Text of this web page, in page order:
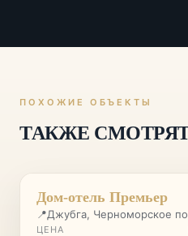
ПОХОЖИЕ ОБЪЕКТЫ
ТАКЖЕ
СТАРТ ПРОДАЖ
Дом-отель Премьер
📍Джубга, Черноморское
ЦЕНА